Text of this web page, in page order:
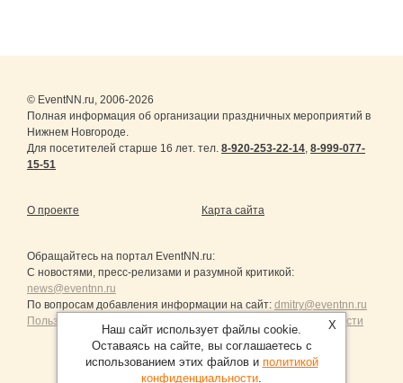
© EventNN.ru, 2006-2026
Полная информация об организации праздничных мероприятий в
Нижнем Новгороде.
Для посетителей старше 16 лет. тел. 8-920-253-22-14, 8-999-077-
15-51
О проекте Карта сайта
Обращайтесь на портал EventNN.ru:
С новостями, пресс-релизами и разумной критикой:
news@eventnn.ru
По вопросам добавления информации на сайт: dmitry@eventnn.ru
Пользовательское Соглашение и политика конфиденциальности
X
Наш сайт использует файлы cookie.
Оставаясь на сайте, вы соглашаетесь с
использованием этих файлов и политикой
конфиденциальности.